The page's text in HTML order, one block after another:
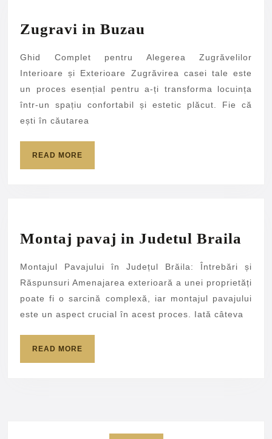
Spațiile
Tale”
Zugravi in Buzau
Buzau
Ghid Complet pentru Alegerea Zugrăvelilor
Interioare și Exterioare Zugrăvirea casei tale este
un proces esențial pentru a-ți transforma locuința
într-un spațiu confortabil și estetic plăcut. Fie că
ești în căutarea
READ MORE
Montaj pavaj in Judetul Braila
in
Montajul Pavajului în Județul Brăila: Întrebări și
Răspunsuri Amenajarea exterioară a unei proprietăți
poate fi o sarcină complexă, iar montajul pavajului
este un aspect crucial în acest proces. Iată câteva
READ MORE